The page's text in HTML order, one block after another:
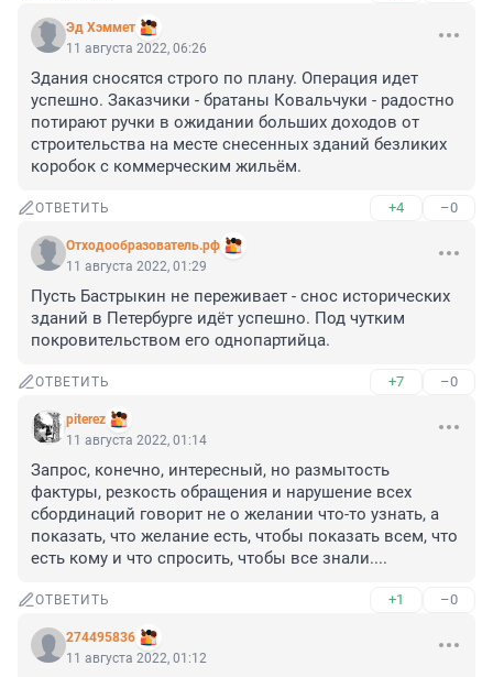
Эд Хэммет
11 августа 2022, 06:26
Здания сносятся строго по плану. Операция идет
успешно. Заказчики - братаны Ковальчуки - радостно
потирают ручки в ожидании больших доходов от
строительства на месте снесенных зданий безликих
коробок с коммерческим жильём.
ОТВЕТИТЬ +4 –0
Отходообразователь.рф
11 августа 2022, 01:29
Пусть Бастрыкин не переживает - снос исторических
зданий в Петербурге идёт успешно. Под чутким
покровительством его однопартийца.
ОТВЕТИТЬ +7 –0
piterez
11 августа 2022, 01:14
Запрос, конечно, интересный, но размытость
фактуры, резкость обращения и нарушение всех
сбординаций говорит не о желании что-то узнать, а
показать, что желание есть, чтобы показать всем, что
есть кому и что спросить, чтобы все знали....
ОТВЕТИТЬ +1 –0
274495836
11 августа 2022, 01:12